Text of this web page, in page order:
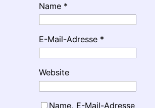
Name *
E-Mail-Adresse *
Website
Name, E-Mail-Adresse